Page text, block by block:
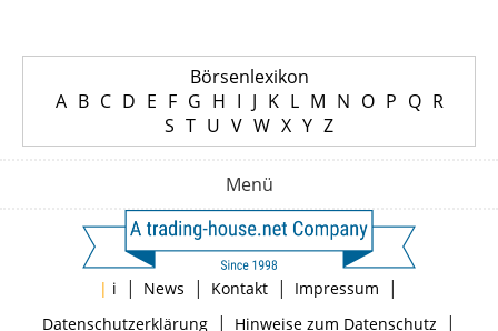
Börsenlexikon
A B C D E F G H I J K L M N O P Q R
S T U V W X Y Z
Menü
| i | News | Kontakt | Impressum |
Datenschutzerklärung| Hinweise zum Datenschutz |